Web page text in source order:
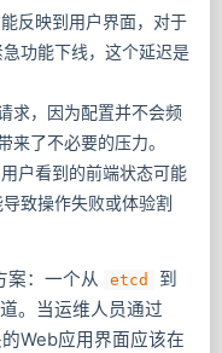
反映到用户界面，对于
功能下线，这个延迟是
求，因为配置并不会频
来了不必要的压力。
户看到的前端状态可能
致操作失败或体验割
案：一个从 etcd
到
。当运维人员通过
Web应用界面应该在